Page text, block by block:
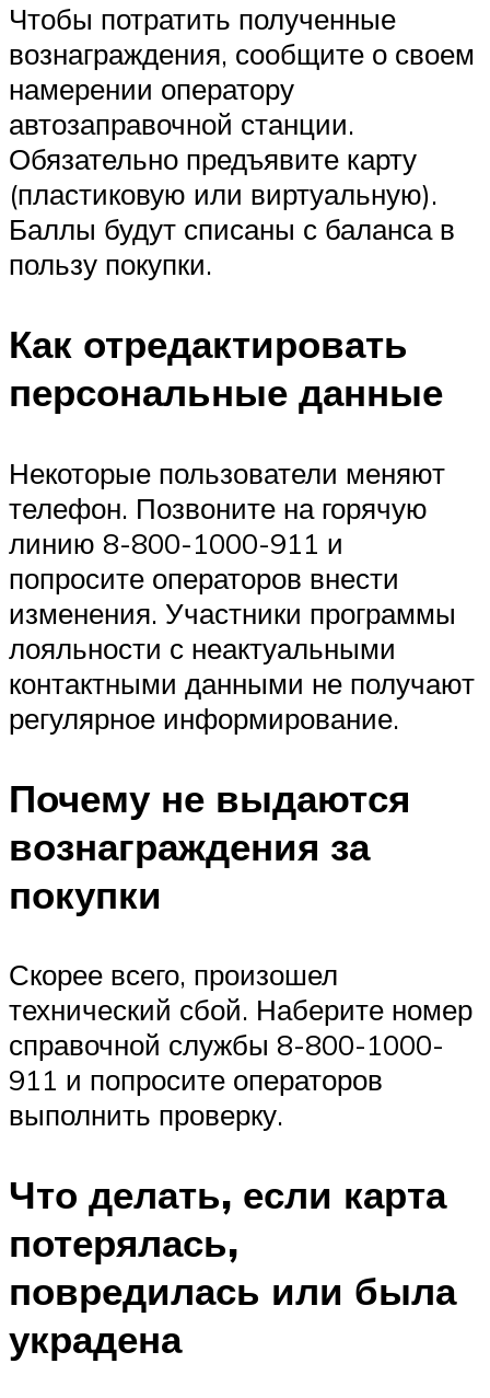
Чтобы потратить полученные
вознаграждения, сообщите о своем
намерении оператору
автозаправочной станции.
Обязательно предъявите карту
(пластиковую или виртуальную).
Баллы будут списаны с баланса в
пользу покупки.
Как отредактировать
персональные данные
Некоторые пользователи меняют
телефон. Позвоните на горячую
линию 8-800-1000-911 и
попросите операторов внести
изменения. Участники программы
лояльности с неактуальными
контактными данными не получают
регулярное информирование.
Почему не выдаются
вознаграждения за
покупки
Скорее всего, произошел
технический сбой. Наберите номер
справочной службы 8-800-1000-
911 и попросите операторов
выполнить проверку.
Что делать, если карта
потерялась,
повредилась или была
украдена